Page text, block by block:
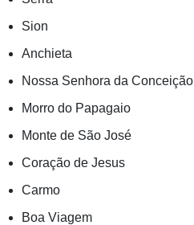
Sion
Anchieta
Nossa Senhora da Conceição
Morro do Papagaio
Monte de São José
Coração de Jesus
Carmo
Boa Viagem